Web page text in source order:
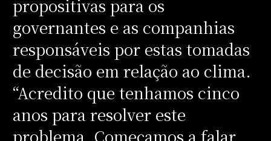
propositivas para os
governantes e as companhias
responsáveis por estas tomadas
de decisão em relação ao clima.
“Acredito que tenhamos cinco
anos para resolver este
problema. Começamos a falar